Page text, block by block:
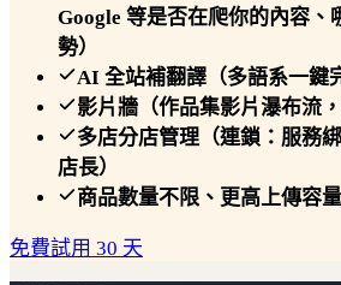
Google 等是否在爬你的內容、
勢）
AI 全站補翻譯（多語系一鍵
影片牆（作品集影片瀑布流
多店分店管理（連鎖：服務
店長）
商品數量不限、更高上傳容量
免費試用 30 天